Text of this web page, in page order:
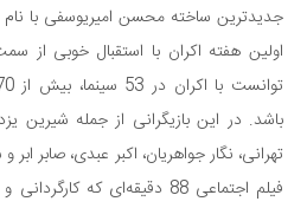
پزشکی و دارویی
و تئاتر
محسن امیریوسفی با نام “آشغال‌های
اکران با استقبال خوبی از سمت
توانست با اکران در 53
بازیگرانی از جمله شیرین یزدان‌بخش،
جواهریان، اکبر عبدی، صابر ابر و شهاب
فیلم اجتماعی 88 دقیقه‌ای که کارگردانی و